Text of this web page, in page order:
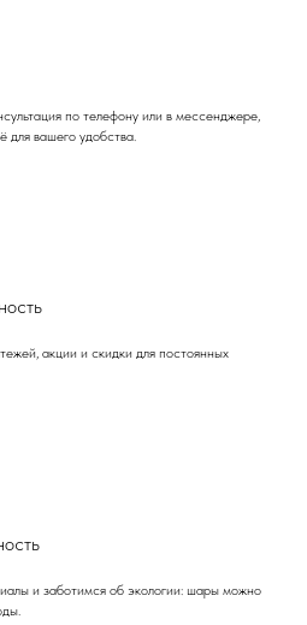
по телефону или в мессенджере,
вашего удобства.
акции и скидки для постоянных
и заботимся об экологии: шары можно